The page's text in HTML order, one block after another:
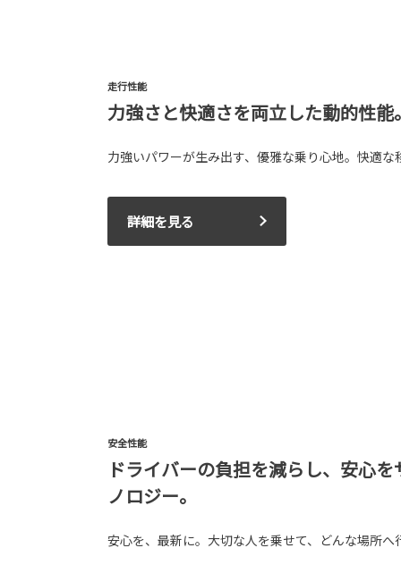
走行性能
力強さと快適さを両立した動的性能
力強いパワーが生み出す、優雅な乗り心地。快適
詳細を見る
安全性能
ドライバーの負担を減らし、安心
ノロジー。
安心を、最新に。大切な人を乗せて、どんな場所へ